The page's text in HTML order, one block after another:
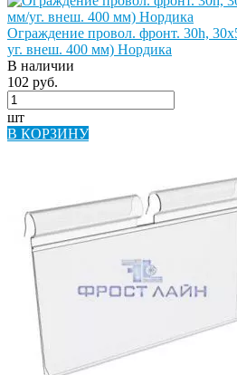
Ограждение провол. фронт. 30h,
уг. внеш. 400 мм) Нордика
В наличии
102 руб.
шт
В КОРЗИНУ